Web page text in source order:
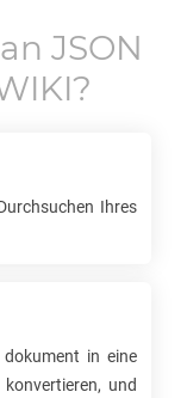
JSON
?
Ihres
dokument in eine
und